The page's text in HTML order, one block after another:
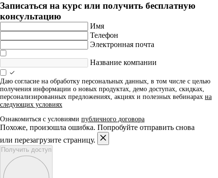
Записаться на курс или получить бесплатную
консультацию
Имя
Телефон
Электронная почта
Название компании
Даю согласие на обработку персональных данных, в том числе с целью
получения информации о новых продуктах, демо доступах, скидках,
персонализированных предложениях, акциях и полезных вебинарах на
следующих условиях
Ознакомиться с условиями публичного договора
Похоже, произошла ошибка. Попробуйте отправить снова
или перезагрузите страницу.
Получить доступ